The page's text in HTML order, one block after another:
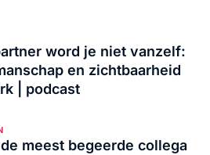
word je niet vanzelf:
en zichtbaarheid
| podcast
meest begeerde collega